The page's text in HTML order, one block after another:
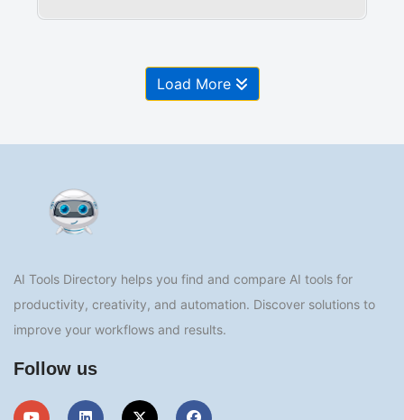
Load More
AI Tools Directory helps you find and compare AI tools for
productivity, creativity, and automation. Discover solutions to
improve your workflows and results.
Follow us